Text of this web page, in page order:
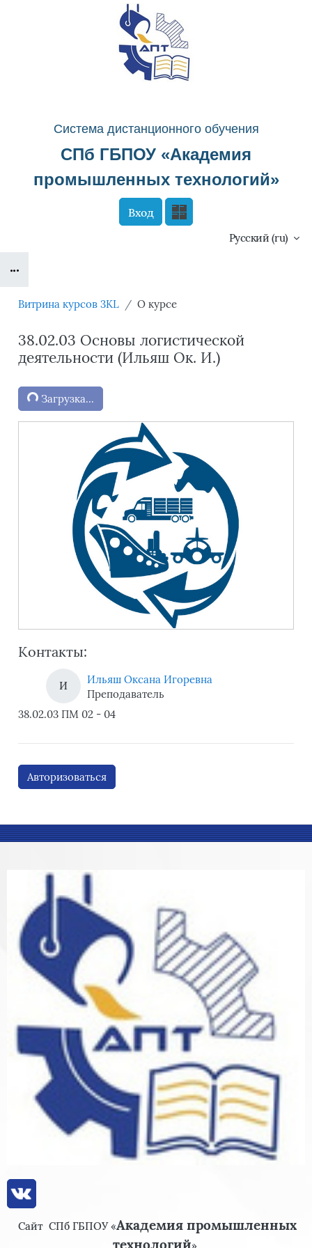
Перейти к основному содержанию
Система дистанционного обучения
СПб ГБПОУ «Академия
промышленных технологий»
Вход
Русский ‎(ru)‎
Витрина курсов 3KL О курсе
38.02.03 Основы логистической
деятельности (Ильяш Ок. И.)
Блоки
Загрузка...
Контакты:
И
Ильяш Оксана Игоревна
Преподаватель
38.02.03 ПМ 02 - 04
Авторизоваться
Блоки
Сайт СПб ГБПОУ «Академия промышленных
технологий